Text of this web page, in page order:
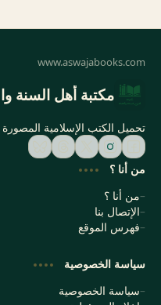
مكتبة أهل السنة
تحميل الكتب الإسلامية
من أنا ؟
من أنا ؟
الإتصال بنا
فهرس الموقع
سياسة الخصوصية
سياسة الخصوصية